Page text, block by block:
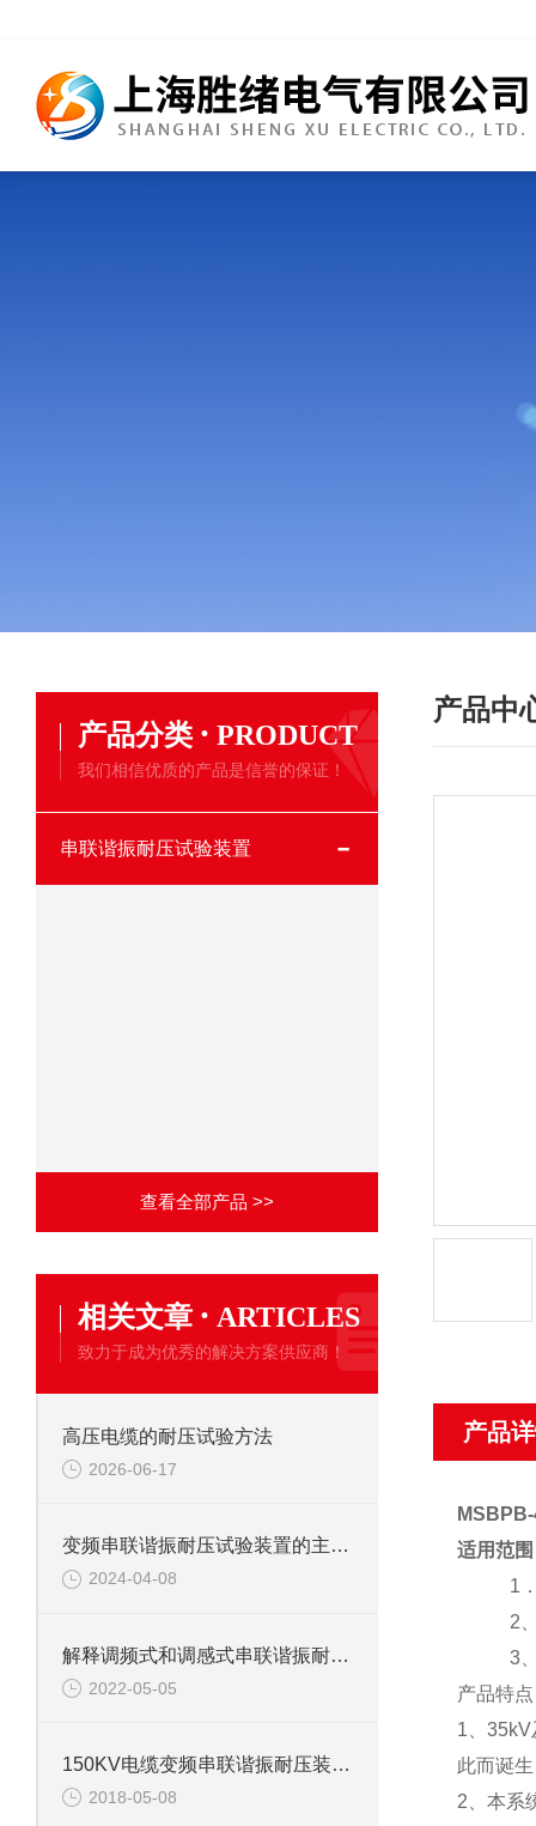
产品分类 · PRODUCT
我们相信优质的产品是信誉的保证！
串联谐振耐压试验装置
查看全部产品 >>
相关文章 · ARTICLES
致力于成为优秀的解决方案供应商！
高压电缆的耐压试验方法
2026-06-17
变频串联谐振耐压试验装置的主要应用
2024-04-08
解释调频式和调感式串联谐振耐压试验装置有什么区别？
2022-05-05
150KV电缆变频串联谐振耐压装置介绍
2018-05-08
产品中
产品
适用范围
1．满
2、满
3、满
产品特
1、
此而诞
2、本系